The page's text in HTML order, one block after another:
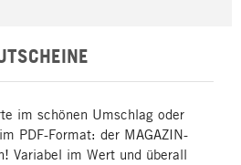
im schönen Umschlag oder
PDF-Format: der MAGAZIN-
Variabel im Wert und überall